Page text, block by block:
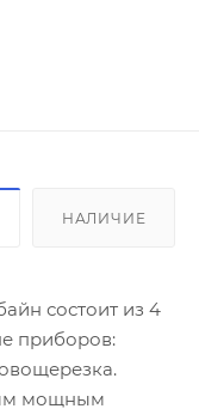
НАЛИЧИЕ
состоит из 4
приборов:
мощным